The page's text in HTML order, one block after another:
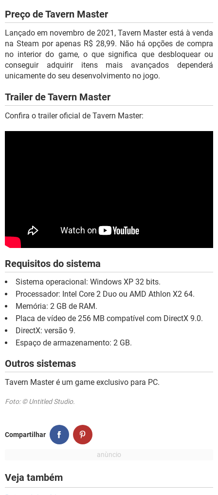
Preço de Tavern Master
Lançado em novembro de 2021, Tavern Master está à venda
na Steam por apenas R$ 28,99. Não há opções de compra
no interior do game, o que significa que desbloquear ou
conseguir adquirir itens mais avançados dependerá
unicamente do seu desenvolvimento no jogo.
Trailer de Tavern Master
Confira o trailer oficial de Tavern Master:
Requisitos do sistema
Sistema operacional: Windows XP 32 bits.
Processador: Intel Core 2 Duo ou AMD Athlon X2 64.
Memória: 2 GB de RAM.
Placa de vídeo de 256 MB compatível com DirectX 9.0.
DirectX: versão 9.
Espaço de armazenamento: 2 GB.
Outros sistemas
Tavern Master é um game exclusivo para PC.
Foto: © Untitled Studio.
Compartilhar
Veja também